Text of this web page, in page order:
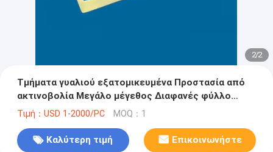
2/2
Τμήματα γυαλιού εξατομικευμένα Προστασία από
ακτινοβολία Μεγάλο μέγεθος Διαφανές φύλλο
γυαλιού μολύβδου
Τιμή：USD 1-2000/PC MOQ：1
Καλύτερη τιμή Επικοινωνήστε